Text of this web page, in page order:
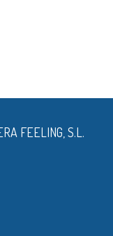
FEELING, S.L.